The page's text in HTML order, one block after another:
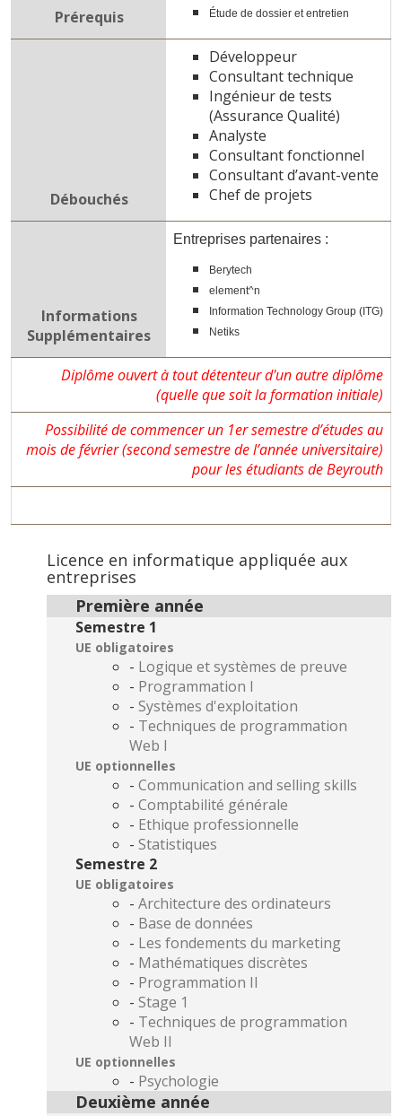
Prérequis
Étude de dossier et entretien
Débouchés
Développeur
Consultant technique
Ingénieur de tests
(Assurance Qualité)
Analyste
Consultant fonctionnel
Consultant d’avant-vente
Chef de projets
Informations
Supplémentaires
Entreprises partenaires :
Berytech
element^n
Information Technology Group (ITG)
Netiks
Diplôme ouvert à tout détenteur d'un autre diplôme
(quelle que soit la formation initiale)
Possibilité de commencer un 1er semestre d’études au
mois de février (second semestre de l’année universitaire)
pour les étudiants de Beyrouth
Licence en informatique appliquée aux
entreprises
Première année
Semestre 1
UE obligatoires
- Logique et systèmes de preuve
- Programmation I
- Systèmes d'exploitation
- Techniques de programmation
Web I
UE optionnelles
- Communication and selling skills
- Comptabilité générale
- Ethique professionnelle
- Statistiques
Semestre 2
UE obligatoires
- Architecture des ordinateurs
- Base de données
- Les fondements du marketing
- Mathématiques discrètes
- Programmation II
- Stage 1
- Techniques de programmation
Web II
UE optionnelles
- Psychologie
Deuxième année